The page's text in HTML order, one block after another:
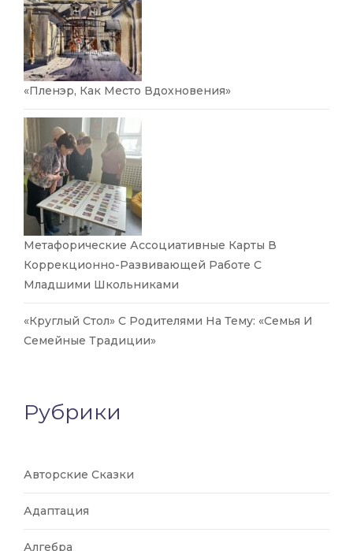
«Пленэр, Как Место Вдохновения»
Метафорические Ассоциативные Карты В
Коррекционно-Развивающей Работе С
Младшими Школьниками
«Круглый Стол» С Родителями На Тему: «Семья И
Семейные Традиции»
Рубрики
Авторские Сказки
Адаптация
Алгебра